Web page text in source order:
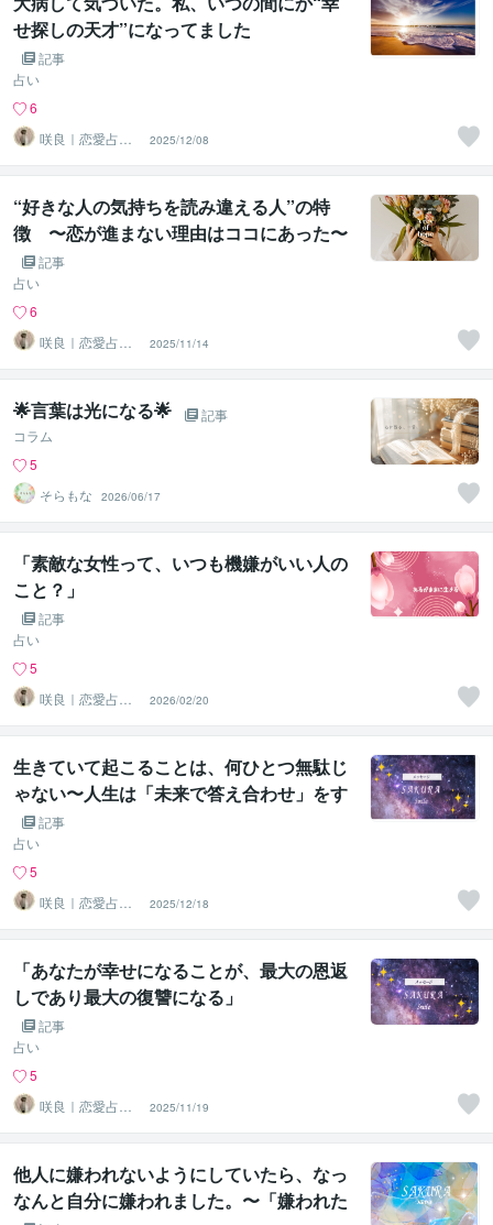
せ探しの天才”になってました
記事
占い
6
咲良｜恋愛占い
心導師
2025/12/08
“好きな人の気持ちを読み違える人”の特
徴 〜恋が進まない理由はココにあった〜
記事
占い
6
咲良｜恋愛占い
心導師
2025/11/14
🌟言葉は光になる🌟
記事
コラム
5
そらもな
2026/06/17
「素敵な女性って、いつも機嫌がいい人の
こと？」
記事
占い
5
咲良｜恋愛占い
心導師
2026/02/20
生きていて起こることは、何ひとつ無駄じ
ゃない〜人生は「未来で答え合わせ」をす
る旅〜
記事
占い
5
咲良｜恋愛占い
心導師
2025/12/18
「あなたが幸せになることが、最大の恩返
しであり最大の復讐になる」
記事
占い
5
咲良｜恋愛占い
心導師
2025/11/19
他人に嫌われないようにしていたら、なっ
なんと自分に嫌われました。〜「嫌われた